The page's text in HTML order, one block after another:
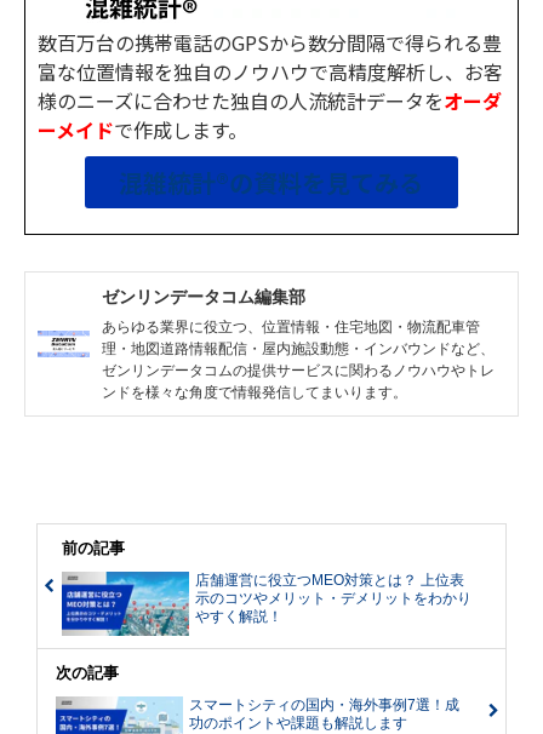
数百万台の携帯電話のGPSから数分間隔で得られる豊
富な位置情報を独自のノウハウで高精度解析し、お客
様のニーズに合わせた独自の人流統計データをオーダ
ーメイドで作成します。
混雑統計®の資料を見てみる
ゼンリンデータコム編集部
あらゆる業界に役立つ、位置情報・住宅地図・物流配車管
理・地図道路情報配信・屋内施設動態・インバウンドなど、
ゼンリンデータコムの提供サービスに関わるノウハウやトレ
ンドを様々な角度で情報発信してまいります。
前の記事
店舗運営に役立つMEO対策とは？ 上位表
示のコツやメリット・デメリットをわかり
やすく解説！
次の記事
スマートシティの国内・海外事例7選！成
功のポイントや課題も解説します